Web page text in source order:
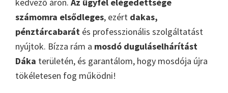
kedvező áron. Az ügyfél elégedettsége
számomra elsődleges, ezért dakas,
pénztárcabarát és professzionális szolgáltatást
nyújtok. Bízza rám a mosdó duguláselhárítást
Dáka területén, és garantálom, hogy mosdója újra
tökéletesen fog működni!